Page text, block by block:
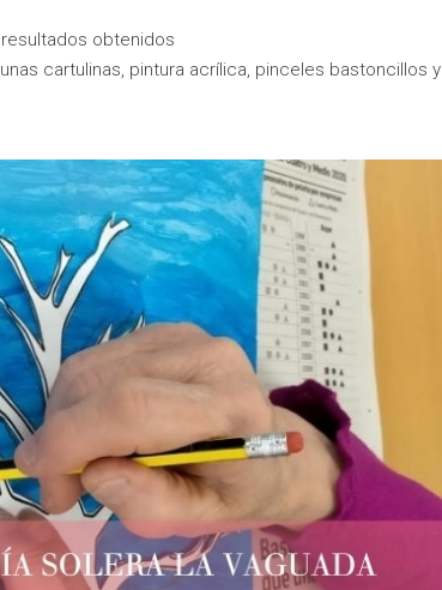
obtenidos
cartulinas, pintura acrílica, pinceles bastoncillos y